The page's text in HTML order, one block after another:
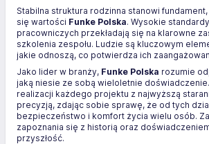
Stabilna struktura rodzinna stanowi
się wartości Funke Polska. Wysokie
pracowniczych przekładają się na klarowne
szkolenia zespołu. Ludzie są kluczowym
jakie odnoszą, co potwierdza ich
Jako lider w branży, Funke Polska rozumie
jaką niesie ze sobą wieloletnie
realizacji każdego projektu z najwyższą
precyzją, zdając sobie sprawę, że od tych
bezpieczeństwo i komfort życia wielu osób.
zapoznania się z historią oraz
przyszłość.